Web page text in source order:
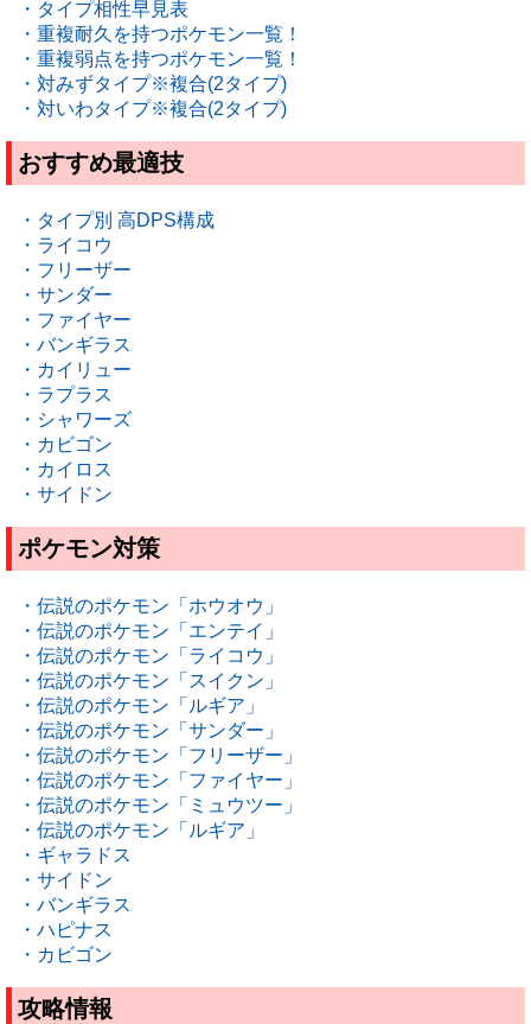
・タイプ相性早見表
・重複耐久を持つポケモン一覧！
・重複弱点を持つポケモン一覧！
・対みずタイプ※複合(2タイプ)
・対いわタイプ※複合(2タイプ)
おすすめ最適技
・タイプ別 高DPS構成
・ライコウ
・フリーザー
・サンダー
・ファイヤー
・バンギラス
・カイリュー
・ラプラス
・シャワーズ
・カビゴン
・カイロス
・サイドン
ポケモン対策
・伝説のポケモン「ホウオウ」
・伝説のポケモン「エンテイ」
・伝説のポケモン「ライコウ」
・伝説のポケモン「スイクン」
・伝説のポケモン「ルギア」
・伝説のポケモン「サンダー」
・伝説のポケモン「フリーザー」
・伝説のポケモン「ファイヤー」
・伝説のポケモン「ミュウツー」
・伝説のポケモン「ルギア」
・ギャラドス
・サイドン
・バンギラス
・ハピナス
・カビゴン
攻略情報